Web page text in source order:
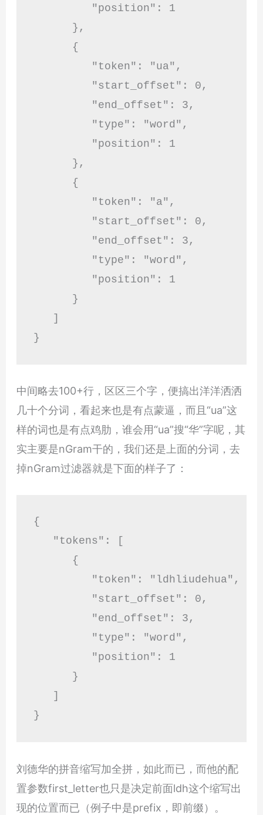
         "position": 1
      },
      {
         "token": "ua",
         "start_offset": 0,
         "end_offset": 3,
         "type": "word",
         "position": 1
      },
      {
         "token": "a",
         "start_offset": 0,
         "end_offset": 3,
         "type": "word",
         "position": 1
      }
   ]
}
中间略去100+行，区区三个字，便搞出洋洋洒洒
几十个分词，看起来也是有点蒙逼，而且“ua”这
样的词也是有点鸡肋，谁会用“ua”搜“华”字呢，其
实主要是nGram干的，我们还是上面的分词，去
掉nGram过滤器就是下面的样子了：
{
   "tokens": [
      {
         "token": "ldhliudehua",
         "start_offset": 0,
         "end_offset": 3,
         "type": "word",
         "position": 1
      }
   ]
}
刘德华的拼音缩写加全拼，如此而已，而他的配
置参数first_letter也只是决定前面ldh这个缩写出
现的位置而已（例子中是prefix，即前缀）。